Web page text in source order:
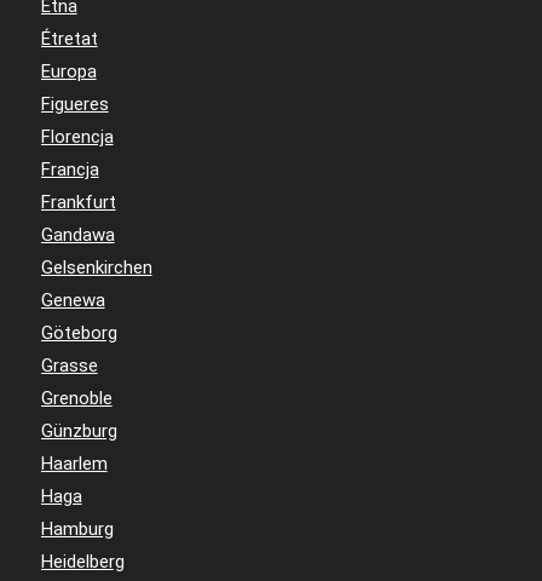
Etna
Étretat
Europa
Figueres
Florencja
Francja
Frankfurt
Gandawa
Gelsenkirchen
Genewa
Göteborg
Grasse
Grenoble
Günzburg
Haarlem
Haga
Hamburg
Heidelberg